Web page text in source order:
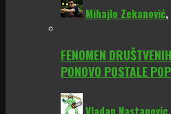
Mihajlo Zekanović,
FENOMEN
PONOVO POSTALE
Vladan Nastanovic,